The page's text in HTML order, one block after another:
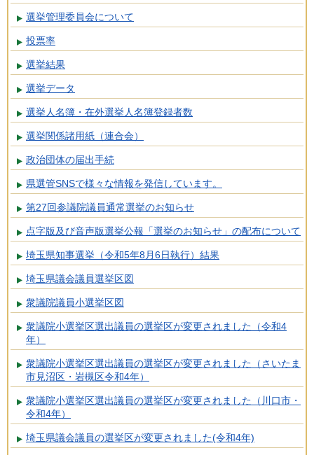
選挙管理委員会について
投票率
選挙結果
選挙データ
選挙人名簿・在外選挙人名簿登録者数
選挙関係諸用紙（連合会）
政治団体の届出手続
県選管SNSで様々な情報を発信しています。
第27回参議院議員通常選挙のお知らせ
点字版及び音声版選挙公報「選挙のお知らせ」の配布について
埼玉県知事選挙（令和5年8月6日執行）結果
埼玉県議会議員選挙区図
衆議院議員小選挙区図
衆議院小選挙区選出議員の選挙区が変更されました（令和4
年）
衆議院小選挙区選出議員の選挙区が変更されました（さいたま
市見沼区・岩槻区令和4年）
衆議院小選挙区選出議員の選挙区が変更されました（川口市・
令和4年）
埼玉県議会議員の選挙区が変更されました(令和4年)